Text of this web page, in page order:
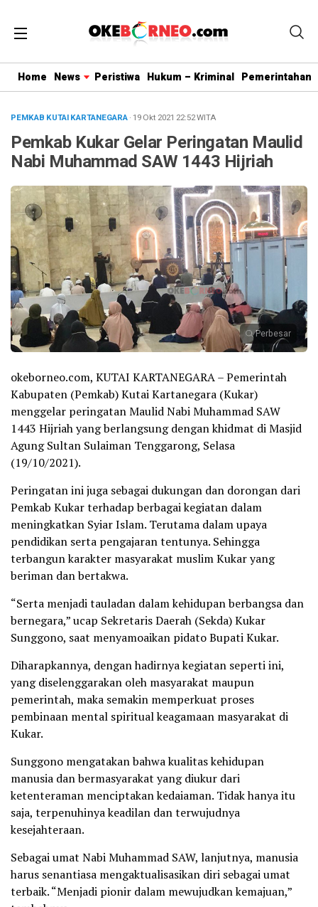
Home News Peristiwa Hukum – Kriminal Pemerintahan
PEMKAB KUTAI KARTANEGARA· 19 Okt 2021 22:52WITA
Pemkab Kukar Gelar Peringatan Maulid
Nabi Muhammad SAW 1443 Hijriah
Perbesar
okeborneo.com, KUTAI KARTANEGARA – Pemerintah
Kabupaten (Pemkab) Kutai Kartanegara (Kukar)
menggelar peringatan Maulid Nabi Muhammad SAW
1443 Hijriah yang berlangsung dengan khidmat di Masjid
Agung Sultan Sulaiman Tenggarong, Selasa
(19/10/2021).
Peringatan ini juga sebagai dukungan dan dorongan dari
Pemkab Kukar terhadap berbagai kegiatan dalam
meningkatkan Syiar Islam. Terutama dalam upaya
pendidikan serta pengajaran tentunya. Sehingga
terbangun karakter masyarakat muslim Kukar yang
beriman dan bertakwa.
“Serta menjadi tauladan dalam kehidupan berbangsa dan
bernegara,” ucap Sekretaris Daerah (Sekda) Kukar
Sunggono, saat menyamoaikan pidato Bupati Kukar.
Diharapkannya, dengan hadirnya kegiatan seperti ini,
yang diselenggarakan oleh masyarakat maupun
pemerintah, maka semakin memperkuat proses
pembinaan mental spiritual keagamaan masyarakat di
Kukar.
Sunggono mengatakan bahwa kualitas kehidupan
manusia dan bermasyarakat yang diukur dari
ketenteraman menciptakan kedaiaman. Tidak hanya itu
saja, terpenuhinya keadilan dan terwujudnya
kesejahteraan.
Sebagai umat Nabi Muhammad SAW, lanjutnya, manusia
harus senantiasa mengaktualisasikan diri sebagai umat
terbaik. “Menjadi pionir dalam mewujudkan kemajuan,”